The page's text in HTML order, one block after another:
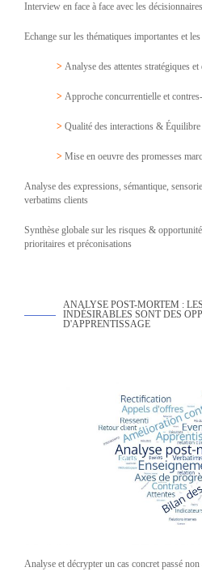
Interview en face à face avec les
Echange sur les thématiques importantes et
> Analyse des attentes stratégiques
> Approche concurrentielle et
> Qualité des interactions &
> Mise en oeuvre des promesses
Analyse des expressions, sémantique,
verbatims clients
Synthèse globale sur les risques &
prioritaires et préconisations
ANALYSE POST-MORTEM :
INDÉSIRABLES SONT DES
D'APPRENTISSAGE
Analyse et décrypter un cas concret passé